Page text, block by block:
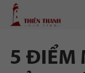
Chuyển
Trang
chủ
5 ĐIỂM